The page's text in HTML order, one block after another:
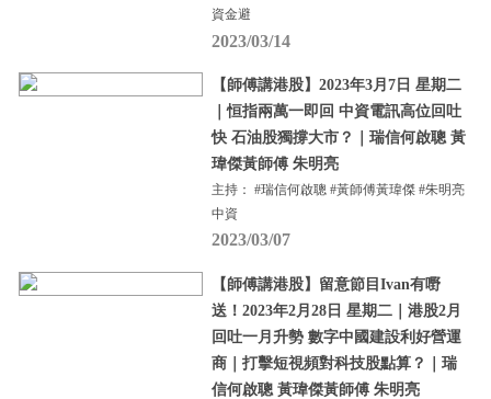
資金避
2023/03/14
【師傅講港股】2023年3月7日 星期二
｜恒指兩萬一即回 中資電訊高位回吐
快 石油股獨撐大市？｜瑞信何啟聰 黃
瑋傑黃師傅 朱明亮
主持： #瑞信何啟聰 #黃師傅黃瑋傑 #朱明亮
中資
2023/03/07
【師傅講港股】留意節目Ivan有嘢
送！2023年2月28日 星期二｜港股2月
回吐一月升勢 數字中國建設利好營運
商｜打擊短視頻對科技股點算？｜瑞
信何啟聰 黃瑋傑黃師傅 朱明亮